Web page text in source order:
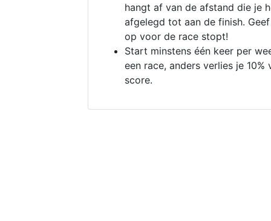
hangt af van de afstand die je
afgelegd tot aan de finish.
op voor de race stopt!
Start minstens één keer per
een race, anders verlies je 10%
score.